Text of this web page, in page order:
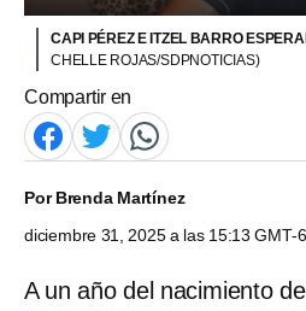
CAPI PÉREZ E ITZEL BARRO
CHELLE ROJAS/SDPNOTICIAS)
Compartir en
PorBrenda Martínez
diciembre 31, 2025 a las 15:13 GMT-6
A un año del nacimiento